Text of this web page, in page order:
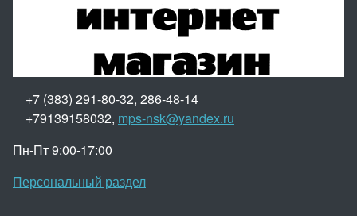
+7 (383) 291-80-32, 286-48-14
+79139158032, mps-nsk@yandex.ru
Пн-Пт 9:00-17:00
Персональный раздел